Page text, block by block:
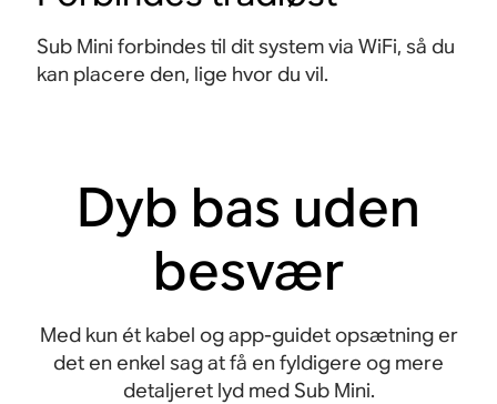
Sub Mini forbindes til dit system via WiFi, så du
kan placere den, lige hvor du vil.
Dyb bas uden
besvær
Med kun ét kabel og app-guidet opsætning er
det en enkel sag at få en fyldigere og mere
detaljeret lyd med Sub Mini.